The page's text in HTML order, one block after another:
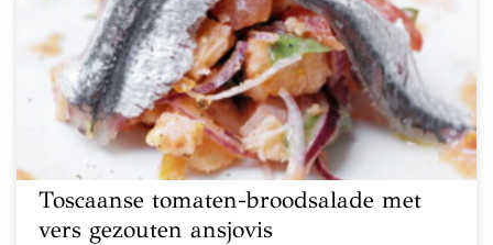
Toscaanse tomaten-broodsalade met
vers gezouten ansjovis